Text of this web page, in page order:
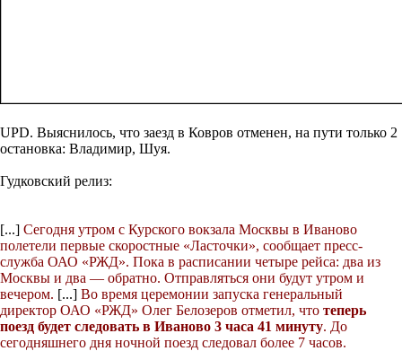
UPD. Выяснилось, что заезд в Ковров отменен, на пути только 2
остановка: Владимир, Шуя.
Гудковский релиз:
[...] Сегодня утром с Курского вокзала Москвы в Иваново
полетели первые скоростные «Ласточки», сообщает пресс-
служба ОАО «РЖД». Пока в расписании четыре рейса: два из
Москвы и два — обратно. Отправляться они будут утром и
вечером. [...] Во время церемонии запуска генеральный
директор ОАО «РЖД» Олег Белозеров отметил, что теперь
поезд будет следовать в Иваново 3 часа 41 минуту. До
сегодняшнего дня ночной поезд следовал более 7 часов.